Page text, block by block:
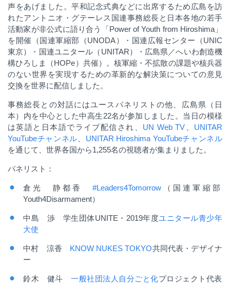
声をあげました。平和記念式典などに出席するため広島を訪
れたアントニオ・グテーレス国連事務総長と日本各地の若手
活動家が非公式に語り合う「Power of Youth from Hiroshima」
を開催（国連軍縮部（UNODA）・国連広報センター（UNIC
東京）・国連ユニタール（UNITAR）・広島県／へいわ創造機
構ひろしま（HOPe）共催）。核軍縮・不拡散の課題や核兵器
のない世界を実現するための革新的な解決策についての意見
交換を世界に配信しました。
事務総長との対話にはユースパネリストの他、広島県（日
本）内を中心とした中高生22名が参加し ました。当日の模様
は英語と日本語でライブ配信され、 UN Web TV
UNITAR
YouTubeチャンネル UNITAR Hiroshima YouTubeチャンネル
を通じて、世界各国から1,255名の視聴者が集まりました。
パネリスト：
倉光 静都香 #Leaders4Tomorrow（国連軍縮部
Youth4Disarmament）
中島 渉 学生団体UNITE ・ 2019年度ユニタール青少年
大使
中村 涼香 KNOW NUKES TOKYO共同代表・デザイナ
ー
鈴木 健斗一般社団法人自分ごと化プロジェクト代表